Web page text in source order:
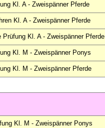
Kl. A- Zweispänner Pferde
Kl. A- Zweispänner Pferde
Prüfung Kl. A - Zweispänner
Kl. M - Zweispänner Ponys
Kl. M - Zweispänner Pferde
Kl. M - Zweispänner Ponys